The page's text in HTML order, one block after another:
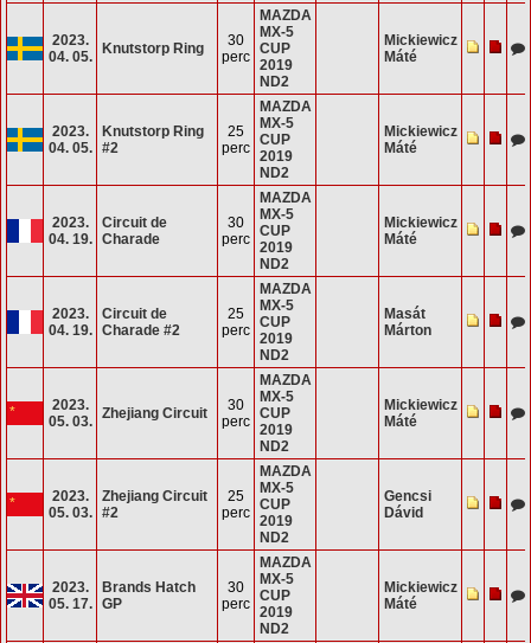
2023.
04. 05.
Knutstorp Ring
30
perc
MAZDA
MX-5
CUP
2019
ND2
Mickiewicz
Máté
2023.
04. 05.
Knutstorp Ring
#2
25
perc
MAZDA
MX-5
CUP
2019
ND2
Mickiewicz
Máté
2023.
04. 19.
Circuit de
Charade
30
perc
MAZDA
MX-5
CUP
2019
ND2
Mickiewicz
Máté
2023.
04. 19.
Circuit de
Charade #2
25
perc
MAZDA
MX-5
CUP
2019
ND2
Masát
Márton
2023.
05. 03.
Zhejiang Circuit
30
perc
MAZDA
MX-5
CUP
2019
ND2
Mickiewicz
Máté
2023.
05. 03.
Zhejiang Circuit
#2
25
perc
MAZDA
MX-5
CUP
2019
ND2
Gencsi
Dávid
2023.
05. 17.
Brands Hatch
GP
30
perc
MAZDA
MX-5
CUP
2019
ND2
Mickiewicz
Máté